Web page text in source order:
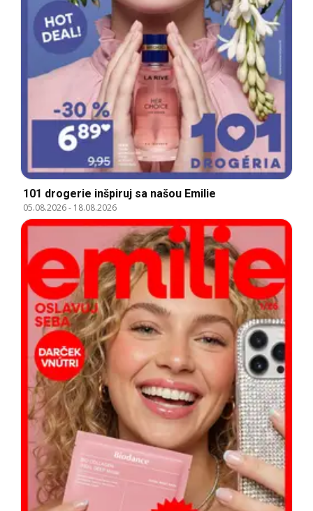
101 drogerie inšpiruj sa našou Emilie
05.08.2026- 18.08.2026